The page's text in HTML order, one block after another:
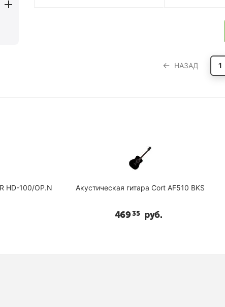
НАЗАД 1
гитара Cort AF510 BKS Акустическая